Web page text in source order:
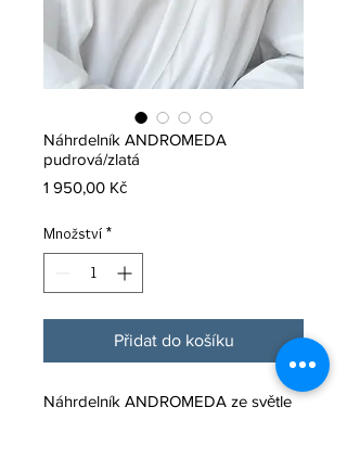
Náhrdelník ANDROMEDA
pudrová/zlatá
1 950,00 KčCena
Množství *
Přidat do košíku
Náhrdelník ANDROMEDA ze světle